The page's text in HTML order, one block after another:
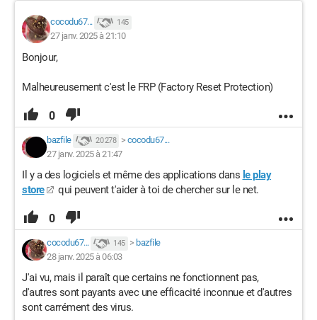
cocodu67... 145
27 janv. 2025 à 21:10
Bonjour,
Malheureusement c'est le FRP (Factory Reset Protection)
0
bazfile 20 278 > cocodu67...
27 janv. 2025 à 21:47
Il y a des logiciels et même des applications dans le play
store
qui peuvent t'aider à toi de chercher sur le net.
0
cocodu67... 145 > bazfile
28 janv. 2025 à 06:03
J'ai vu, mais il paraît que certains ne fonctionnent pas,
d'autres sont payants avec une efficacité inconnue et d'autres
sont carrément des virus.